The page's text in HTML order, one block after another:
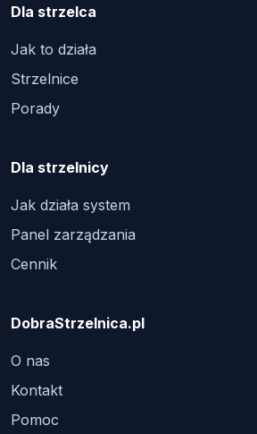
Dla strzelca
Jak to działa
Strzelnice
Porady
Dla strzelnicy
Jak działa system
Panel zarządzania
Cennik
DobraStrzelnica.pl
O nas
Kontakt
Pomoc